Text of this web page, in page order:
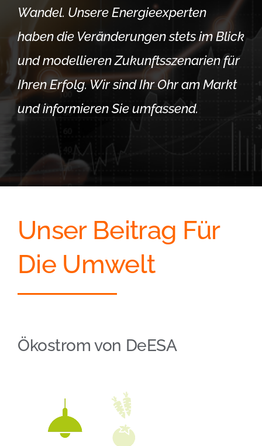
Wandel. Unsere Energieexperten
haben die Veränderungen stets im Blick
und modellieren Zukunftsszenarien für
Ihren Erfolg. Wir sind Ihr Ohr am Markt
und informieren Sie umfassend.
Unser Beitrag Für
Die Umwelt
Ökostrom von DeESA